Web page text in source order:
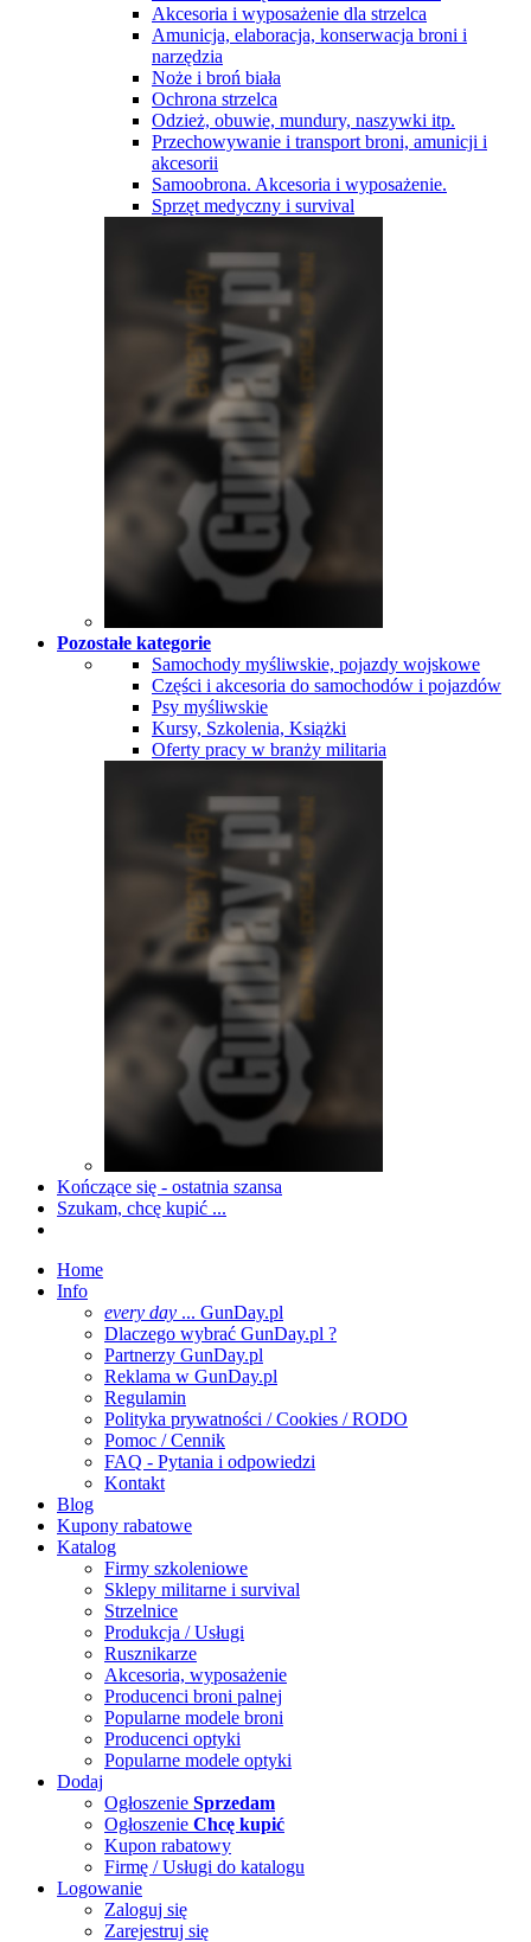
Akcesoria i wyposażenie dla strzelca
Amunicja, elaboracja, konserwacja broni i
narzędzia
Noże i broń biała
Ochrona strzelca
Odzież, obuwie, mundury, naszywki itp.
Przechowywanie i transport broni, amunicji i
akcesorii
Samoobrona. Akcesoria i wyposażenie.
Sprzęt medyczny i survival
Pozostałe kategorie
Samochody myśliwskie, pojazdy wojskowe
Części i akcesoria do samochodów i pojazdów
Psy myśliwskie
Kursy, Szkolenia, Książki
Oferty pracy w branży militaria
Kończące się - ostatnia szansa
Szukam, chcę kupić ...
Home
Info
every day ... GunDay.pl
Dlaczego wybrać GunDay.pl ?
Partnerzy GunDay.pl
Reklama w GunDay.pl
Regulamin
Polityka prywatności / Cookies / RODO
Pomoc / Cennik
FAQ - Pytania i odpowiedzi
Kontakt
Blog
Kupony rabatowe
Katalog
Firmy szkoleniowe
Sklepy militarne i survival
Strzelnice
Produkcja / Usługi
Rusznikarze
Akcesoria, wyposażenie
Producenci broni palnej
Popularne modele broni
Producenci optyki
Popularne modele optyki
Dodaj
Ogłoszenie Sprzedam
Ogłoszenie Chcę kupić
Kupon rabatowy
Firmę / Usługi do katalogu
Logowanie
Zaloguj się
Zarejestruj się